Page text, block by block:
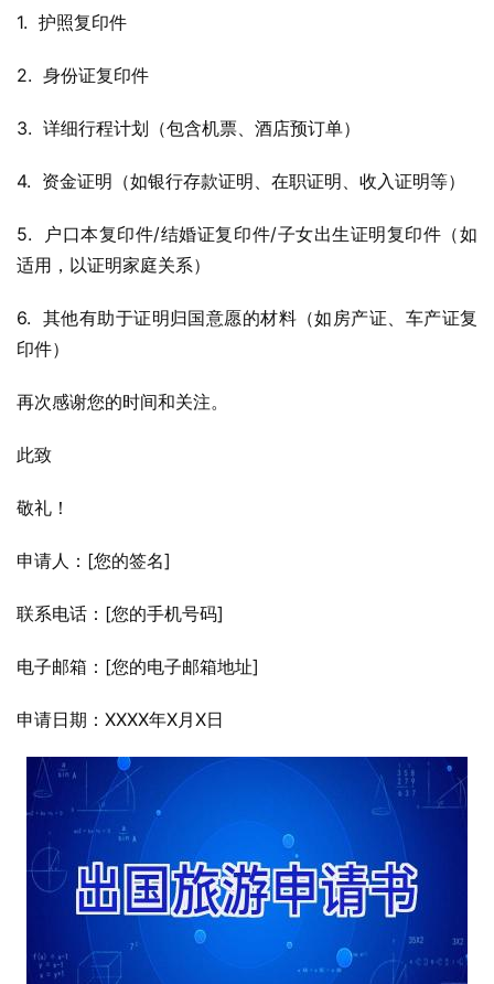
1.  护照复印件
2.  身份证复印件
3.  详细行程计划（包含机票、酒店预订单）
4.  资金证明（如银行存款证明、在职证明、收入证明等）
5.  户口本复印件/结婚证复印件/子女出生证明复印件（如
适用，以证明家庭关系）
6.  其他有助于证明归国意愿的材料（如房产证、车产证复
印件）
再次感谢您的时间和关注。
此致
敬礼！
申请人：[您的签名]
联系电话：[您的手机号码]
电子邮箱：[您的电子邮箱地址]
申请日期：XXXX年X月X日